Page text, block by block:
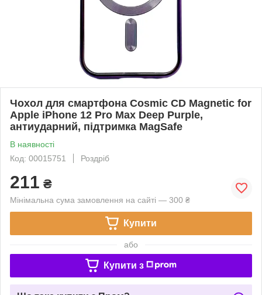
Чохол для смартфона Cosmic CD Magnetic for
Apple iPhone 12 Pro Max Deep Purple,
антиударний, підтримка MagSafe
В наявності
Код: 00015751
Роздріб
211 ₴
Мінімальна сума замовлення на сайті — 300 ₴
Купити
або
Купити з